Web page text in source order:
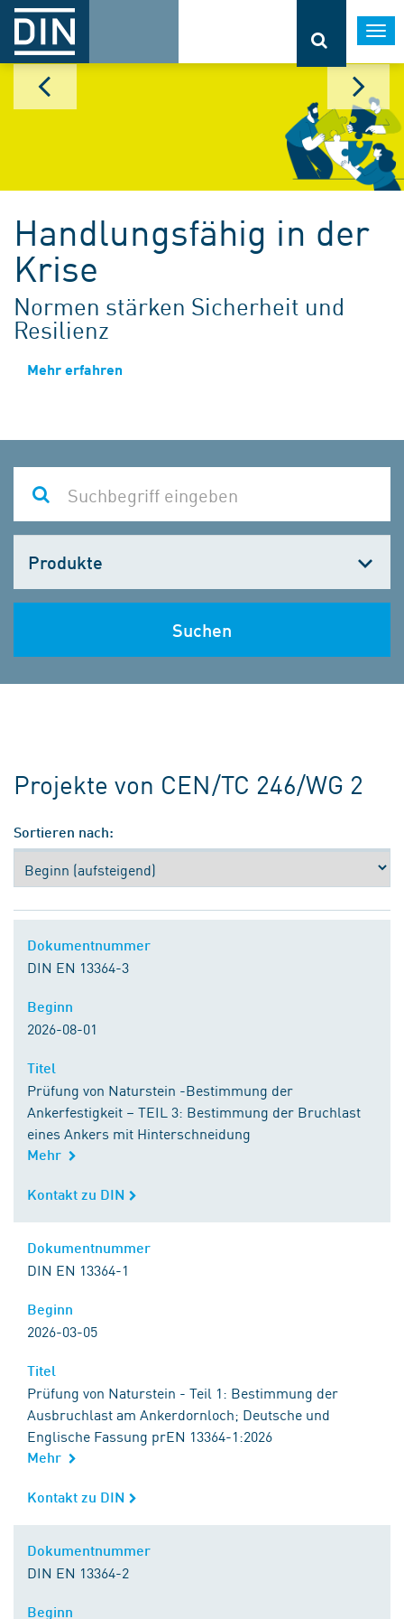
Handlungsfähig in der
Krise
Normen stärken Sicherheit und
Resilienz
Mehr erfahren
wählen
Suchen
Projekte von CEN/TC 246/WG 2
Sortieren nach:
Dokumentnummer
DIN EN 13364-3
Beginn
2026-08-01
Titel
Prüfung von Naturstein -Bestimmung der
Ankerfestigkeit – TEIL 3: Bestimmung der Bruchlast
eines Ankers mit Hinterschneidung
Mehr
Kontakt zu DIN
Kontakt zu DIN
Dokumentnummer
DIN EN 13364-1
Beginn
2026-03-05
Titel
Prüfung von Naturstein - Teil 1: Bestimmung der
Ausbruchlast am Ankerdornloch; Deutsche und
Englische Fassung prEN 13364-1:2026
Mehr
Kontakt zu DIN
Kontakt zu DIN
Dokumentnummer
DIN EN 13364-2
Beginn